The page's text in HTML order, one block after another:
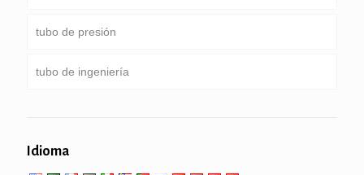
tubería de perforación pesado peso & collar de
Servicio especial y recubiertos & tubería revestida
Ronda, Plaza & tubo rectangular
Pipa galvanizada
tubo de presión
Caldera, intercambiador de calor, condensador &
tubo de ingeniería
tubo mecánica y precisión
Idioma